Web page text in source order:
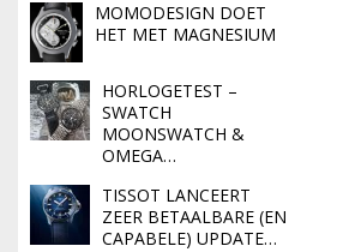
MOMODESIGN DOET
HET MET MAGNESIUM
HORLOGETEST –
SWATCH
MOONSWATCH &
OMEGA…
TISSOT LANCEERT
ZEER BETAALBARE (EN
CAPABELE) UPDATE…